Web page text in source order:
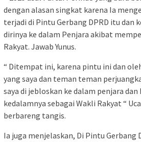
dengan alasan singkat karena Ia
terjadi di Pintu Gerbang DPRD itu dan
dirinya ke dalam Penjara akibat
Rakyat. Jawab Yunus.
“ Ditempat ini, karena pintu ini dan
yang saya dan teman teman
saya di jebloskan ke dalam penjara dan
kedalamnya sebagai Wakli Rakyat “
berbareng tangis.
Ia juga menjelaskan, Di Pintu Gerbang